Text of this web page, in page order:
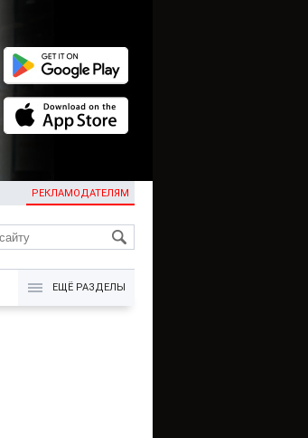
РЕКЛАМОДАТЕЛЯМ
KG
ЕЩЁ РАЗДЕЛЫ